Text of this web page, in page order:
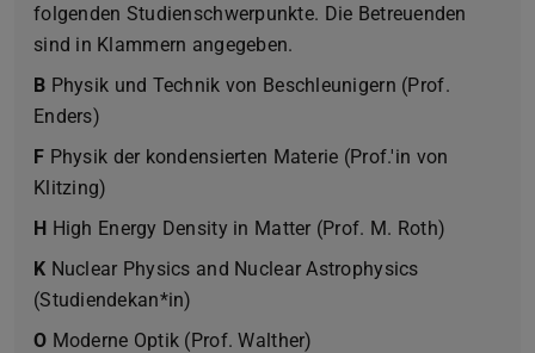
folgenden Studienschwerpunkte. Die Betreuenden
sind in Klammern angegeben.
B Physik und Technik von Beschleunigern (Prof.
Enders)
F Physik der kondensierten Materie (Prof.'in von
Klitzing)
H High Energy Density in Matter (Prof. M. Roth)
K Nuclear Physics and Nuclear Astrophysics
(Studiendekan*in)
O Moderne Optik (Prof. Walther)